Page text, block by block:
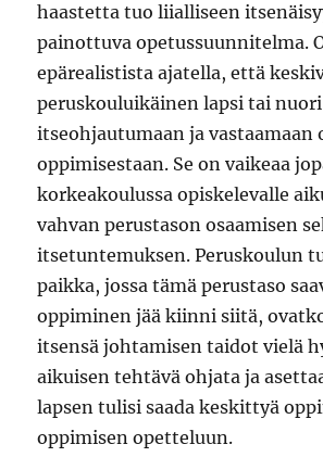
haastetta tuo liialliseen
painottuva opetussuunnitelma.
epärealistista ajatella, että
peruskouluikäinen lapsi tai
itseohjautumaan ja vastaamaan
oppimisestaan. Se on vaikeaa
korkeakoulussa opiskelevalle
vahvan perustason osaamisen
itsetuntemuksen. Peruskoulun
paikka, jossa tämä perustaso
oppiminen jää kiinni siitä,
itsensä johtamisen taidot vielä
aikuisen tehtävä ohjata ja
lapsen tulisi saada keskittyä
oppimisen opetteluun.